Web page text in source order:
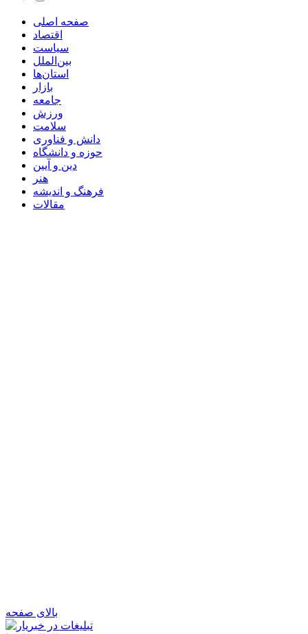
صفحه اصلی
اقتصاد
سیاست
بین‌الملل
استان‌ها
بازار
جامعه
ورزش
سلامت
دانش و فناوری
حوزه و دانشگاه
دین و آیین
هنر
فرهنگ و اندیشه
مقالات
بالای صفحه